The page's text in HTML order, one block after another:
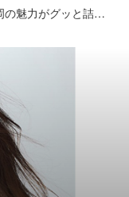
の魅力がグッと詰…